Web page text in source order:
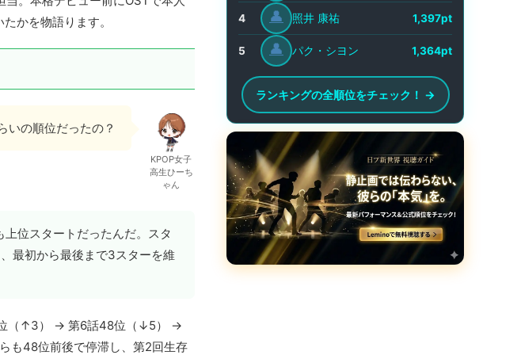
かを物語ります。
いの順位だったの？
KPOP女子
高生ひーち
ゃん
位スタートだったんだ。スタ
最初から最後まで3スターを維
（↑3） → 第6話48位（↓5） →
も48位前後で停滞し、第2回生存
4 👤 照井 康祐 1,397pt
5 👤 パク・シヨン 1,364pt
ランキングの全順位をチェック！ →